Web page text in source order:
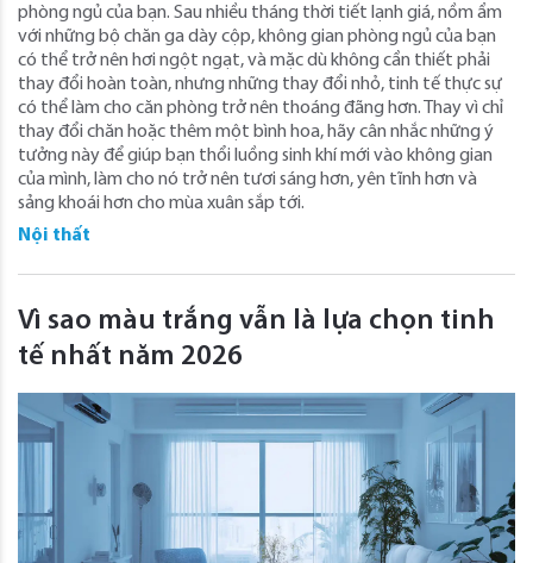
phòng ngủ của bạn. Sau nhiều tháng thời tiết lạnh giá, nồm ẩm
với những bộ chăn ga dày cộp, không gian phòng ngủ của bạn
có thể trở nên hơi ngột ngạt, và mặc dù không cần thiết phải
thay đổi hoàn toàn, nhưng những thay đổi nhỏ, tinh tế thực sự
có thể làm cho căn phòng trở nên thoáng đãng hơn. Thay vì chỉ
thay đổi chăn hoặc thêm một bình hoa, hãy cân nhắc những ý
tưởng này để giúp bạn thổi luồng sinh khí mới vào không gian
của mình, làm cho nó trở nên tươi sáng hơn, yên tĩnh hơn và
sảng khoái hơn cho mùa xuân sắp tới.
Nội thất
Vì sao màu trắng vẫn là lựa chọn tinh
tế nhất năm 2026